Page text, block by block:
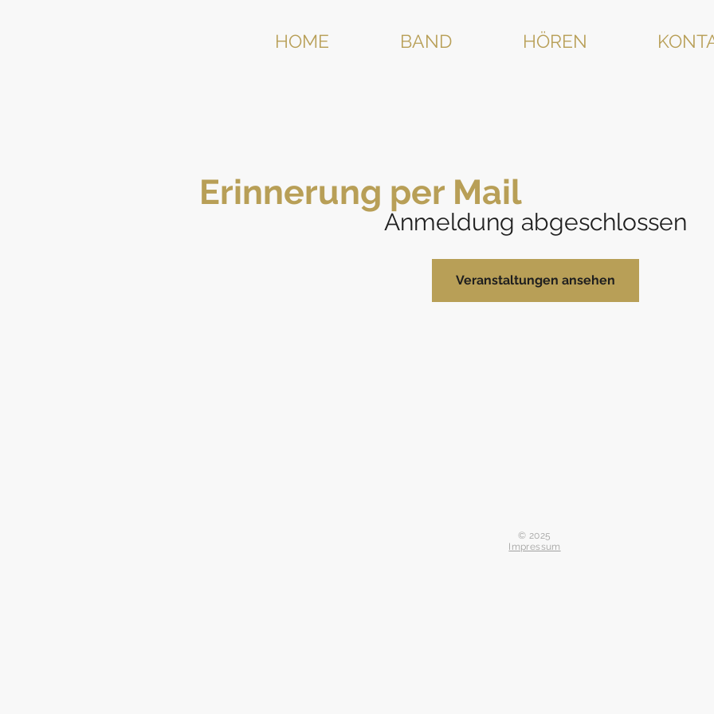
HOME BAND HÖREN
Anmeldung abgeschlossen
Veranstaltungen ansehen
Erinnerung per Mail
© 2025
Impressum